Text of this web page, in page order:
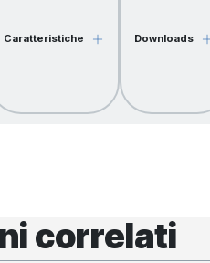
Caratteristiche Downloads
correlati